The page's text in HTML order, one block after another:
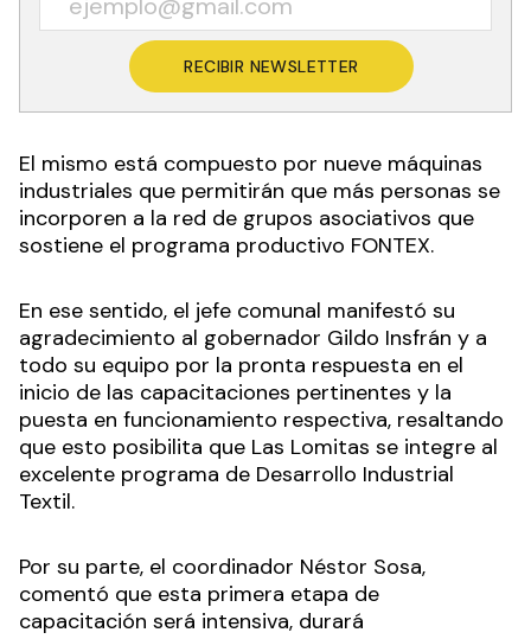
RECIBIR NEWSLETTER
El mismo está compuesto por nueve máquinas
industriales que permitirán que más personas se
incorporen a la red de grupos asociativos que
sostiene el programa productivo FONTEX.
En ese sentido, el jefe comunal manifestó su
agradecimiento al gobernador Gildo Insfrán y a
todo su equipo por la pronta respuesta en el
inicio de las capacitaciones pertinentes y la
puesta en funcionamiento respectiva, resaltando
que esto posibilita que Las Lomitas se integre al
excelente programa de Desarrollo Industrial
Textil.
Por su parte, el coordinador Néstor Sosa,
comentó que esta primera etapa de
capacitación será intensiva, durará